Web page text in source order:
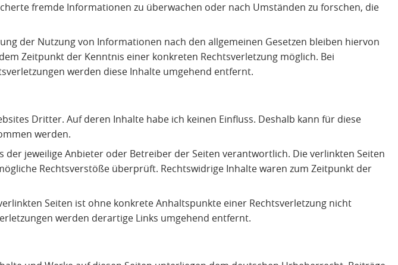
fremde Informationen zu überwachen oder nach Umständen zu forschen, die
der Nutzung von Informationen nach den allgemeinen Gesetzen bleiben hiervon
Zeitpunkt der Kenntnis einer konkreten Rechtsverletzung möglich. Bei
werden diese Inhalte umgehend entfernt.
Dritter. Auf deren Inhalte habe ich keinen Einfluss. Deshalb kann für diese
werden.
der jeweilige Anbieter oder Betreiber der Seiten verantwortlich. Die verlinkten Seiten
Rechtsverstöße überprüft. Rechtswidrige Inhalte waren zum Zeitpunkt der
Seiten ist ohne konkrete Anhaltspunkte einer Rechtsverletzung nicht
werden derartige Links umgehend entfernt.